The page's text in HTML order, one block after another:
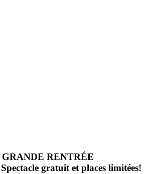
RENTRÉE
gratuit et places limitées!